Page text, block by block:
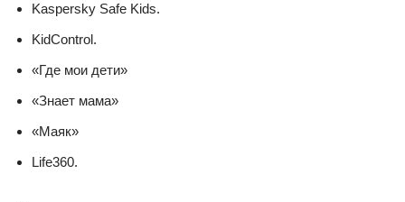
Kaspersky Safe Kids.
KidControl.
«Где мои дети»
«Знает мама»
«Маяк»
Life360.